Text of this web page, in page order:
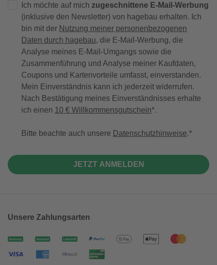
Ich möchte auf mich zugeschnittene E-Mail-Werbung
(inklusive den Newsletter) von hagebau erhalten. Ich
bin mit der Nutzung meiner personenbezogenen
Daten durch hagebau, die E-Mail-Werbung, die
Analyse meines E-Mail-Umgangs sowie die
Zusammenführung und Analyse meiner Kaufdaten,
Coupons und Kartenvorteile umfasst, einverstanden.
Mein Einverständnis kann ich jederzeit widerrufen.
Nach Bestätigung meines Einverständnisses erhalte
ich einen 10 € Willkommensgutschein*.
Bitte beachte auch unsere Datenschutzhinweise.
JETZT ANMELDEN
Unsere Zahlungsarten